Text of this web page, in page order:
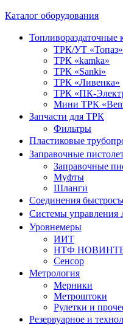
Каталог оборудования
Топливораздаточные
ТРК/УТ «Топаз»
ТРК «kamka»
ТРК «Sanki»
ТРК «Ливенка»
ТРК «ПК-
Мини ТРК
Запчасти для ТРК
Фильтры
Пластиковые
Заправочные
Заправочные
Муфты
Шланги
Соединения
Системы управления
Уровнемеры
ИИТ
НТФ
Сенсор
Метрология
Мерники
Метроштоки
Рулетки и
Резервуарное и